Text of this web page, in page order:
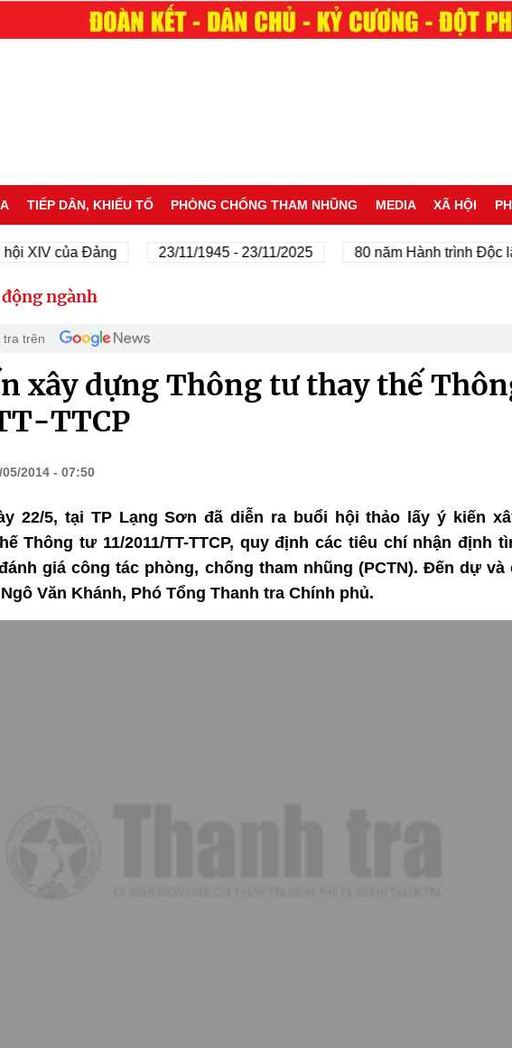
TIẾP DÂN, KHIẾU TỐ PHÒNG CHỐNG THAM NHŨNG MEDIA XÃ HỘI
của Đảng 23/11/1945 - 23/11/2025 80 năm Hành trình Độc lập -
ngành
tra trên
xây dựng Thông tư thay thế
TTCP
2014 - 07:50
22/5, tại TP Lạng Sơn đã diễn ra buổi hội thảo lấy ý kiến
Thông tư 11/2011/TT-TTCP, quy định các tiêu chí nhận định
giá công tác phòng, chống tham nhũng (PCTN). Đến dự và
Văn Khánh, Phó Tổng Thanh tra Chính phủ.